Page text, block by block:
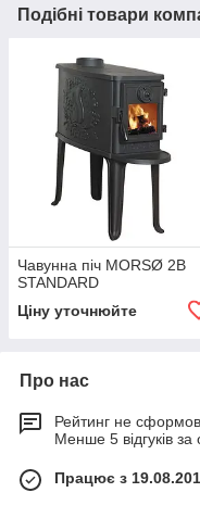
Подібні товари
Чавунна піч MORSØ 2B
STANDARD
Ціну уточнюйте
Про нас
Рейтинг не
Менше 5 відгуків за
Працює з